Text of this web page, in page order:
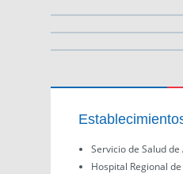
Servicio de Salud
Hospital Regional